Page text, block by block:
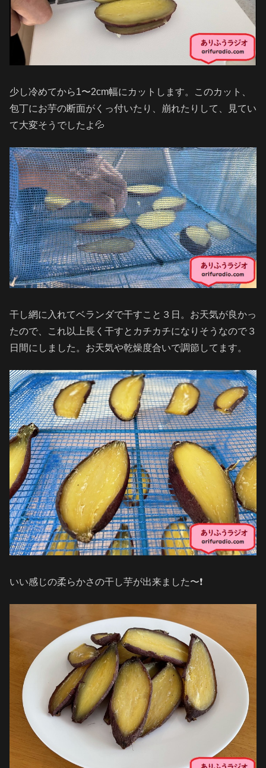
少し冷めてから1〜2cm幅にカットします。このカット、
包丁にお芋の断面がくっ付いたり、崩れたりして、見てい
て大変そうでしたよ💦
干し網に入れてベランダで干すこと３日。お天気が良かっ
たので、これ以上長く干すとカチカチになりそうなので３
日間にしました。お天気や乾燥度合いで調節してます。
いい感じの柔らかさの干し芋が出来ました〜❗️